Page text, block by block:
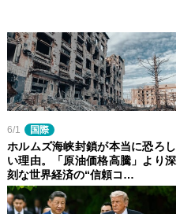
6/1 国際
ホルムズ海峡封鎖が本当に恐ろし
い理由。「原油価格高騰」より深
刻な世界経済の“信頼コ…